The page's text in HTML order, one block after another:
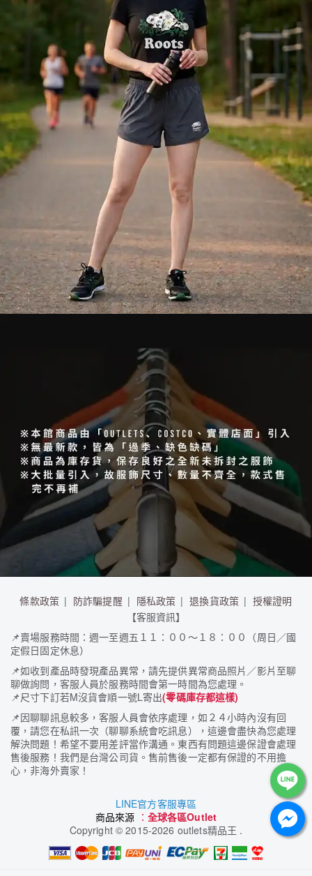
條款政策 防詐騙提醒 隱私政策 退換貨政策
授權證明
【客服資訊】
📌賣場服務時間：週一至週五１１：００～１８：００（周日／國
定假日固定休息）
📌如收到產品時發現產品異常，請先提供異常商品照片／影片至聊
聊做詢問，客服人員於服務時間會第一時間為您處理。
📌尺寸下訂若M沒貨會順一號L寄出(零碼庫存都這樣)
📌因聊聊訊息較多，客服人員會依序處理，如２４小時內沒有回
覆，請您在私訊一次（聊聊系統會吃訊息），這邊會盡快為您處理
解決問題！希望不要用差評當作溝通。東西有問題這邊保證會處理
售後服務！我們是台灣公司貨。售前售後一定都有保證的不用擔
心，非海外賣家！
LINE官方客服專區
商品來源 ： 全球各區Outlet
Copyright© 2015-2026 outlets精品王 .